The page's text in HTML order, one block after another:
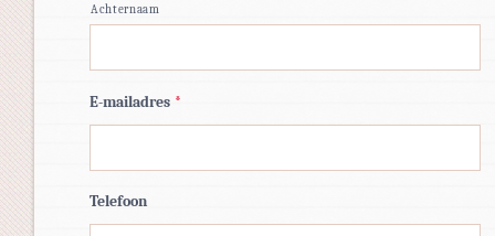
Achternaam
E-mailadres *
Telefoon